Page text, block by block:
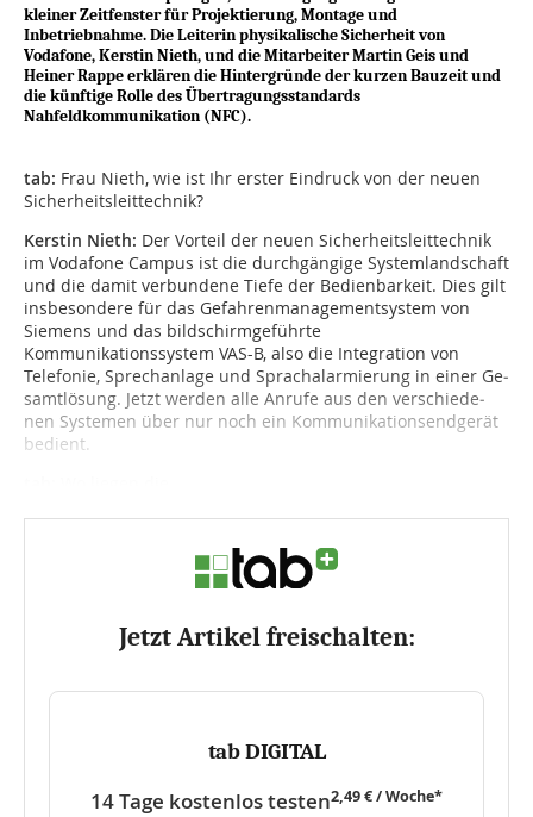
kleiner Zeitfenster für Projektierung, Montage und
Inbetriebnahme. Die Leiterin physikalische Sicherheit von
Vodafone, Kerstin Nieth, und die Mitarbeiter Martin Geis und
Heiner Rappe erklären die Hintergründe der kurzen Bauzeit und
die künftige Rolle des Übertragungsstandards
Nahfeldkommunikation (NFC).
tab: Frau Nieth, wie ist Ihr erster Eindruck von der neuen
Sicherheitsleittechnik?
Kerstin Nieth: Der Vorteil der neuen Sicherheitsleittechnik
im Vodafone Campus ist die durchgängige Systemlandschaft
und die damit verbundene Tiefe der Bedienbarkeit. Dies gilt
insbesondere für das Gefahrenmanagementsystem von
Siemens und das bildschirmgeführte
Kommunikationssystem VAS-B, also die Integration von
Telefonie, Sprechanlage und Sprach­alarmierung in einer Ge­
samt­lösung. Jetzt werden alle Anrufe aus den verschiede­
nen Systemen über nur noch ein Kommunikationsend­gerät
be­dient.
Jetzt Artikel freischalten:
tab DIGITAL
14 Tage kostenlos testen2,49 € / Woche*